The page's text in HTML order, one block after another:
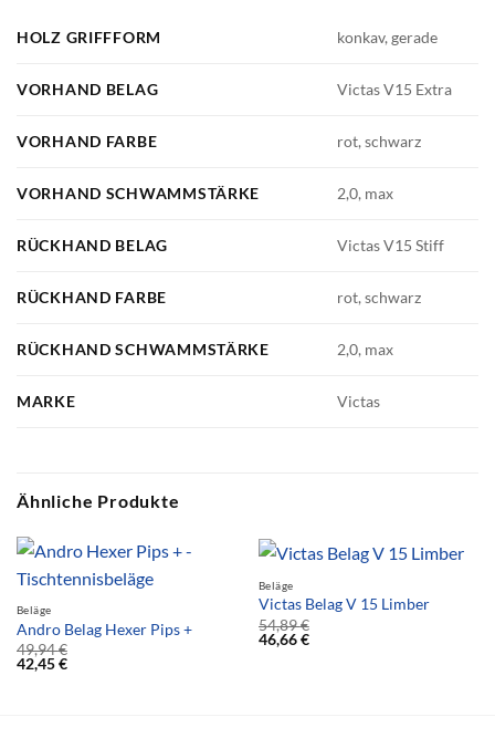
HOLZ GRIFFFORM konkav, gerade
VORHAND BELAG Victas V15 Extra
VORHAND FARBE rot, schwarz
VORHAND SCHWAMMSTÄRKE 2,0, max
RÜCKHAND BELAG Victas V15 Stiff
RÜCKHAND FARBE rot, schwarz
RÜCKHAND SCHWAMMSTÄRKE 2,0, max
MARKE Victas
Ähnliche Produkte
Beläge
Andro Belag Hexer Pips +
49,94€
42,45€
Beläge
Victas Belag V 15 Limber
54,89€
46,66€